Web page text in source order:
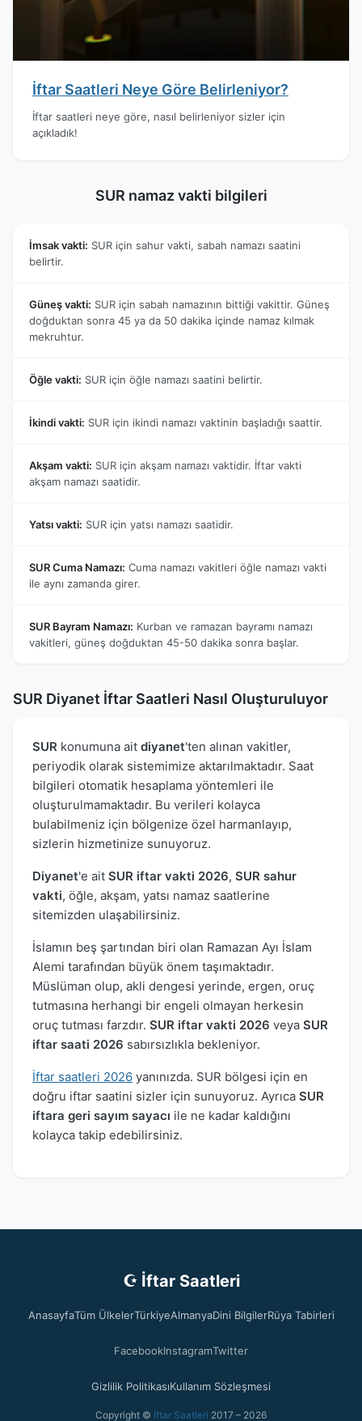
İftar Saatleri Neye Göre Belirleniyor?
İftar saatleri neye göre, nasıl belirleniyor sizler için
açıkladık!
SUR namaz vakti bilgileri
İmsak vakti: SUR için sahur vakti, sabah namazı saatini
belirtir.
Güneş vakti: SUR için sabah namazının bittiği vakittir. Güneş
doğduktan sonra 45 ya da 50 dakika içinde namaz kılmak
mekruhtur.
Öğle vakti: SUR için öğle namazı saatini belirtir.
İkindi vakti: SUR için ikindi namazı vaktinin başladığı saattir.
Akşam vakti: SUR için akşam namazı vaktidir. İftar vakti
akşam namazı saatidir.
Yatsı vakti: SUR için yatsı namazı saatidir.
SUR Cuma Namazı: Cuma namazı vakitleri öğle namazı vakti
ile aynı zamanda girer.
SUR Bayram Namazı: Kurban ve ramazan bayramı namazı
vakitleri, güneş doğduktan 45-50 dakika sonra başlar.
SUR Diyanet İftar Saatleri Nasıl Oluşturuluyor
SUR konumuna ait diyanet'ten alınan vakitler,
periyodik olarak sistemimize aktarılmaktadır. Saat
bilgileri otomatik hesaplama yöntemleri ile
oluşturulmamaktadır. Bu verileri kolayca
bulabilmeniz için bölgenize özel harmanlayıp,
sizlerin hizmetinize sunuyoruz.
Diyanet'e ait SUR iftar vakti 2026, SUR sahur
vakti, öğle, akşam, yatsı namaz saatlerine
sitemizden ulaşabilirsiniz.
İslamın beş şartından biri olan Ramazan Ayı İslam
Alemi tarafından büyük önem taşımaktadır.
Müslüman olup, akli dengesi yerinde, ergen, oruç
tutmasına herhangi bir engeli olmayan herkesin
oruç tutması farzdır. SUR iftar vakti 2026 veya SUR
iftar saati 2026 sabırsızlıkla bekleniyor.
İftar saatleri 2026 yanınızda. SUR bölgesi için en
doğru iftar saatini sizler için sunuyoruz. Ayrıca SUR
iftara geri sayım sayacı ile ne kadar kaldığını
kolayca takip edebilirsiniz.
☪ İftar Saatleri
AnasayfaTüm ÜlkelerTürkiyeAlmanyaDini BilgilerRüya Tabirleri
FacebookInstagramTwitter
Gizlilik PolitikasıKullanım Sözleşmesi
Copyright © İftar Saatleri 2017 – 2026